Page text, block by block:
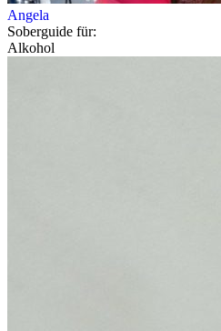
Angela
Soberguide für:
Alkohol